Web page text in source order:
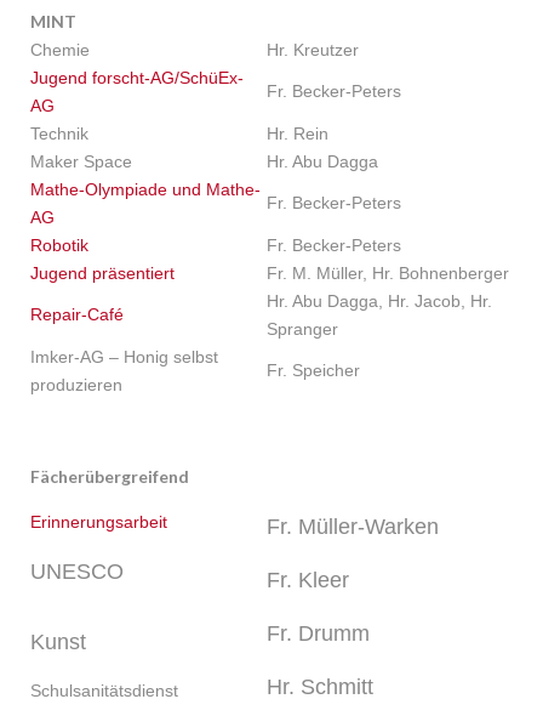
MINT
Chemie
Hr. Kreutzer
Jugend forscht-AG/SchüEx-
AG
Fr. Becker-Peters
Technik
Hr. Rein
Maker Space
Hr. Abu Dagga
Mathe-Olympiade und Mathe-
AG
Fr. Becker-Peters
Robotik
Fr. Becker-Peters
Jugend präsentiert
Fr. M. Müller, Hr. Bohnenberger
Repair-Café
Hr. Abu Dagga, Hr. Jacob, Hr.
Spranger
Imker-AG – Honig selbst
produzieren
Fr. Speicher
Fächerübergreifend
Erinnerungsarbeit
UNESCO
Fr. Müller-Warken
Fr. Kleer
Kunst
Schulsanitätsdienst
Fr. Drumm
Hr. Schmitt